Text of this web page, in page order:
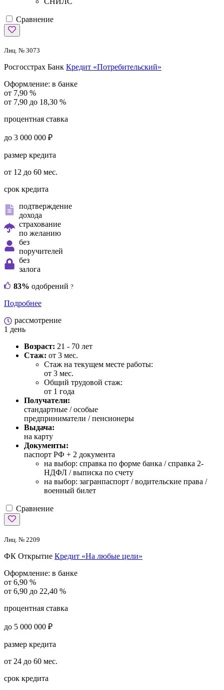
Сравнение
Лиц. № 3073
Росгосстрах Банк Кредит «Потребительский»
Оформление: в банке
от 7,90 %
от 7,90 до 18,30 %
процентная ставка
до 3 000 000 ₽
размер кредита
от 12 до 60 мес.
срок кредита
подтверждение
дохода
страхование
по желанию
без
поручителей
без
залога
83% одобрений ?
Подробнее
рассмотрение
1 день
Возраст: 21 - 70 лет
Стаж: от 3 мес.
Стаж на текущем месте работы:
от 3 мес.
Общий трудовой стаж:
от 1 года
Получатели:
стандартные /особые
предприниматели / пенсионеры
Выдача:
на карту
Документы:
паспорт РФ + 2 документа
на выбор: справка по форме банка / справка 2-
НДФЛ / выписка по счету
на выбор: загранпаспорт / водительские права /
военный билет
Сравнение
Лиц. № 2209
ФК Открытие Кредит «На любые цели»
Оформление: в банке
от 6,90 %
от 6,90 до 22,40 %
процентная ставка
до 5 000 000 ₽
размер кредита
от 24 до 60 мес.
срок кредита